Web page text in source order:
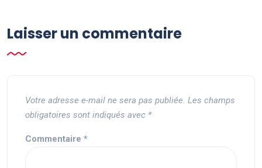
Laisser un commentaire
Votre adresse e-mail ne sera pas publiée. Les champs
obligatoires sont indiqués avec *
Commentaire *